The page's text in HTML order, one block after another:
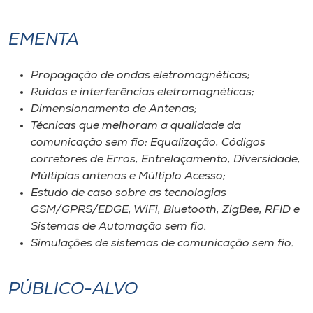
EMENTA
Propagação de ondas eletromagnéticas;
Ruídos e interferências eletromagnéticas;
Dimensionamento de Antenas;
Técnicas que melhoram a qualidade da
comunicação sem fio: Equalização, Códigos
corretores de Erros, Entrelaçamento, Diversidade,
Múltiplas antenas e Múltiplo Acesso;
Estudo de caso sobre as tecnologias
GSM/GPRS/EDGE, WiFi, Bluetooth, ZigBee, RFID e
Sistemas de Automação sem fio.
Simulações de sistemas de comunicação sem fio.
PÚBLICO-ALVO